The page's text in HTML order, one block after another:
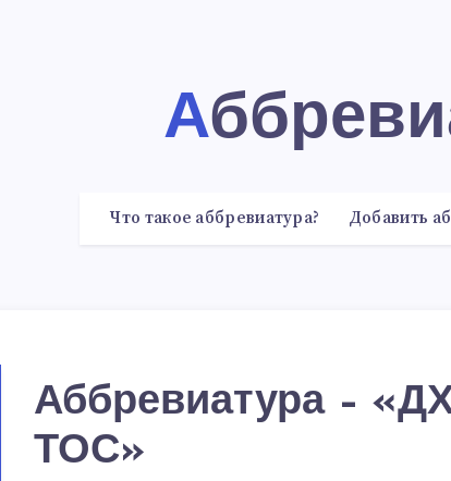
Что такое аббревиатура? Добавить
Аббревиатура –
ТОС»